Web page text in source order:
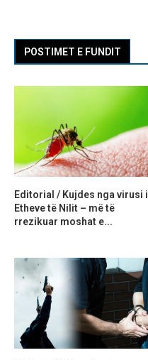
POSTIMET E FUNDIT
Editorial / Kujdes nga virusi i
Etheve të Nilit – më të
rrezikuar moshat e...